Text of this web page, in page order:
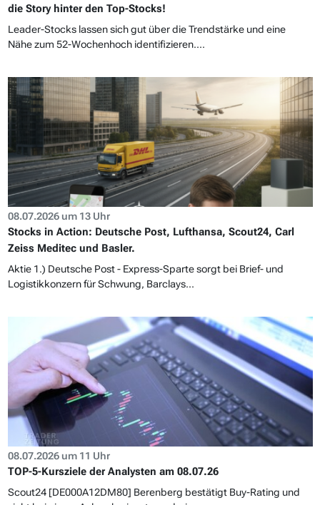
die Story hinter den Top-Stocks!
Leader-Stocks lassen sich gut über die Trendstärke und eine
Nähe zum 52-Wochenhoch identifizieren....
08.07.2026 um 13 Uhr
Stocks in Action: Deutsche Post, Lufthansa, Scout24, Carl
Zeiss Meditec und Basler.
Aktie 1.) Deutsche Post - Express-Sparte sorgt bei Brief- und
Logistikkonzern für Schwung, Barclays...
08.07.2026 um 11 Uhr
TOP-5-Kursziele der Analysten am 08.07.26
Scout24 [DE000A12DM80] Berenberg bestätigt Buy-Rating und